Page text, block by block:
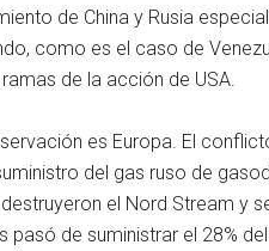
de China y Rusia
como es el caso de
de la acción de USA.
es Europa. El
del gas ruso de
el Nord Stream y
pasó de suministrar el 28%